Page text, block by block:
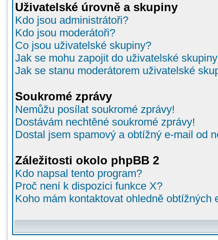
Uživatelské úrovně a skupiny
Kdo jsou administrátoři?
Kdo jsou moderátoři?
Co jsou uživatelské skupiny?
Jak se mohu zapojit do uživatelské
Jak se stanu moderátorem uživatelské
Soukromé zprávy
Nemůžu posílat soukromé zprávy!
Dostávám nechtěné soukromé zprávy!
Dostal jsem spamový a obtížný e-mail od
Záležitosti okolo phpBB 2
Kdo napsal tento program?
Proč není k dispozici funkce X?
Koho mám kontaktovat ohledně